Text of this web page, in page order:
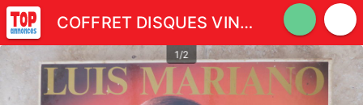
COFFRET DISQUES VINYLES
1/2